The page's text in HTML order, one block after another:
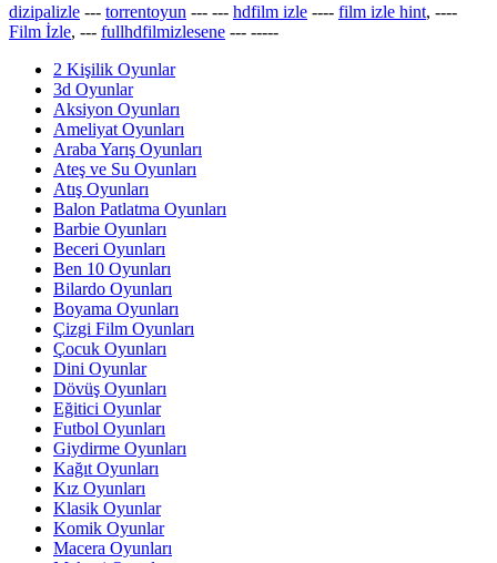
dizipalizle --- torrentoyun --- --- hdfilm izle ---- film izle hint, ----
Film İzle, --- fullhdfilmizlesene --- -----
2 Kişilik Oyunlar
3d Oyunlar
Aksiyon Oyunları
Ameliyat Oyunları
Araba Yarış Oyunları
Ateş ve Su Oyunları
Atış Oyunları
Balon Patlatma Oyunları
Barbie Oyunları
Beceri Oyunları
Ben 10 Oyunları
Bilardo Oyunları
Boyama Oyunları
Çizgi Film Oyunları
Çocuk Oyunları
Dini Oyunlar
Dövüş Oyunları
Eğitici Oyunlar
Futbol Oyunları
Giydirme Oyunları
Kağıt Oyunları
Kız Oyunları
Klasik Oyunlar
Komik Oyunlar
Macera Oyunları